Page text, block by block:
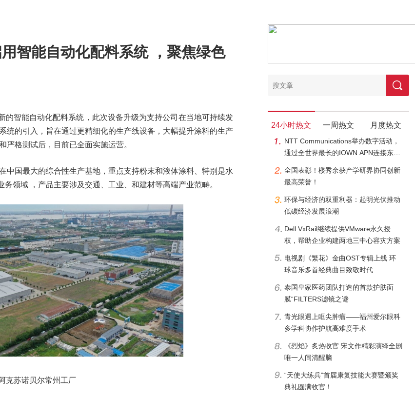
智能自动化配料系统 ，聚焦绿色
的智能自动化配料系统，此次设备升级为支持公司在当地可持续发
统的引入，旨在通过更精细化的生产线设备，大幅提升涂料的生产
严格测试后，目前已全面实施运营。
中国最大的综合性生产基地，重点支持粉末和液体涂料、特别是水
领域 ，产品主要涉及交通、工业、和建材等高端产业范畴。
克苏诺贝尔常州工厂
24小时热文 一周热文 月度热文
NTT Communications举办数字活动，
通过全世界最长的IOWN APN连接东京
全国表彰！楼秀余获产学研界协同创新
最高荣誉！
环保与经济的双重利器：起明光伏推动
低碳经济发展浪潮
Dell VxRail继续提供VMware永久授
权，帮助企业构建两地三中心容灾方案
电视剧《繁花》金曲OST专辑上线 环
球音乐多首经典曲目致敬时代
泰国皇家医药团队打造的首款护肤面
膜“FILTERS滤镜之谜
青光眼遇上眶尖肿瘤——福州爱尔眼科
多学科协作护航高难度手术
《烈焰》炙热收官 宋文作精彩演绎全剧
唯一人间清醒脑
“天使大练兵”首届康复技能大赛暨颁奖
典礼圆满收官！